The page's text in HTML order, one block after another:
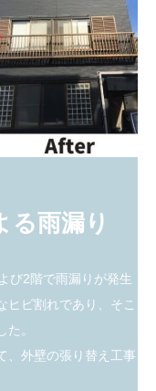
る雨漏り
び2階で雨漏りが発生
ヒビ割れであり、そこ
。
、外壁の張り替え工事